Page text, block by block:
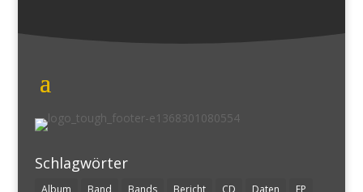
Schlagwörter
Album Band Bands Bericht CD Daten EP